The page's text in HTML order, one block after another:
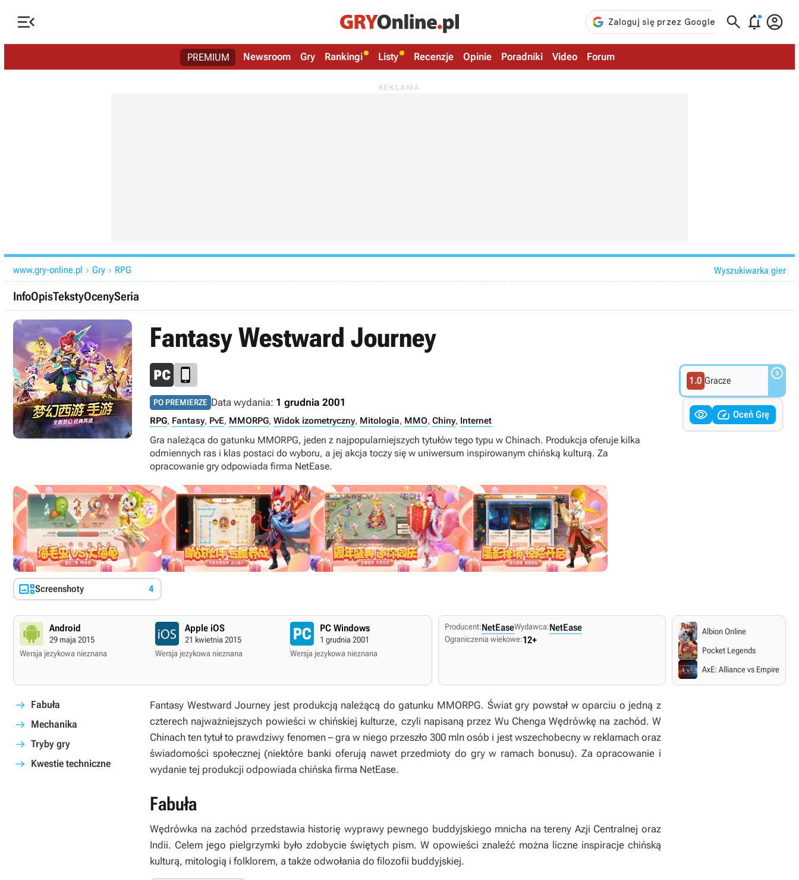
   
PREMIUM Newsroom Gry Rankingi Listy Recenzje Opinie Poradniki Video Forum
www.gry-online.pl  Gry  RPG Wyszukiwarka gier
InfoOpisTekstyOcenySeria
Fantasy Westward Journey
PO PREMIERZE Data wydania: 1 grudnia 2001
RPG, Fantasy, PvE, MMORPG, Widok izometryczny, Mitologia, MMO, Chiny, Internet
Gra należąca do gatunku MMORPG, jeden z najpopularniejszych tytułów tego typu w Chinach. Produkcja oferuje kilka
odmiennych ras i klas postaci do wyboru, a jej akcja toczy się w uniwersum inspirowanym chińską kulturą. Za
opracowanie gry odpowiada firma NetEase.
1.0 Gracze 
  Oceń Grę
Screenshoty 4
Android
29 maja 2015
Wersja jezykowa nieznana
Apple iOS
21 kwietnia 2015
Wersja jezykowa nieznana
PC Windows
1 grudnia 2001
Wersja jezykowa nieznana
Producent:NetEaseWydawca:NetEase
Ograniczenia wiekowe:12+
Albion Online
Pocket Legends
AxE: Alliance vs Empire
Fabuła
Mechanika
Tryby gry
Kwestie techniczne
Fantasy Westward Journey jest produkcją należącą do gatunku MMORPG. Świat gry powstał w oparciu o jedną z
czterech najważniejszych powieści w chińskiej kulturze, czyli napisaną przez Wu ChengaWędrówkę na zachód. W
Chinach ten tytuł to prawdziwy fenomen – gra w niego przeszło 300 mln osób i jest wszechobecny w reklamach oraz
świadomości społecznej (niektóre banki oferują nawet przedmioty do gry w ramach bonusu). Za opracowanie i
wydanie tej produkcji odpowiada chińska firma NetEase.
Fabuła
Wędrówka na zachód przedstawia historię wyprawy pewnego buddyjskiego mnicha na tereny Azji Centralnej oraz
Indii. Celem jego pielgrzymki było zdobycie świętych pism. W opowieści znaleźć można liczne inspiracje chińską
kulturą, mitologią i folklorem, a także odwołania do filozofii buddyjskiej.